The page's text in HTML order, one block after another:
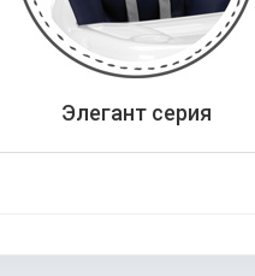
Элегант серия